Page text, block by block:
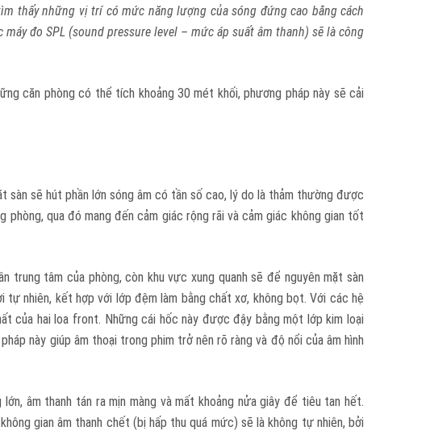
thấy những vị trí có mức năng lượng của sóng đứng cao bằng cách
đo SPL (sound pressure level – mức áp suất âm thanh) sẽ là công
căn phòng có thể tích khoảng 30 mét khối, phương pháp này sẽ cải
sẽ hút phần lớn sóng âm có tần số cao, lý do là thảm thường được
qua đó mang đến cảm giác rộng rãi và cảm giác không gian tốt
trung tâm của phòng, còn khu vực xung quanh sẽ để nguyên mặt sàn
nhiên, kết hợp với lớp đệm làm bằng chất xơ, không bọt. Với các hệ
của hai loa front. Những cái hốc này được đậy bằng một lớp kim loại
này giúp âm thoại trong phim trở nên rõ ràng và độ nổi của âm hình
âm thanh tán ra mịn màng và mất khoảng nửa giây để tiêu tan hết.
gian âm thanh chết (bị hấp thu quá mức) sẽ là không tự nhiên, bởi